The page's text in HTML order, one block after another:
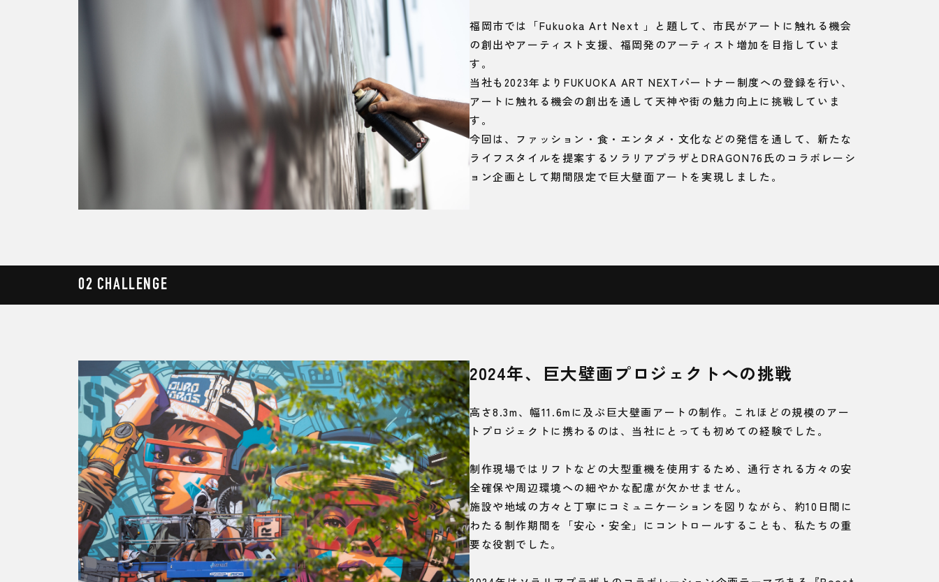
福岡市では「Fukuoka Art Next 」と題して、市民がアートに触れる機会
の創出やアーティスト支援、福岡発のアーティスト増加を目指していま
す。
当社も2023年よりFUKUOKA ART NEXTパートナー制度への登録を行い、
アートに触れる機会の創出を通して天神や街の魅力向上に挑戦していま
す。
今回は、ファッション・食・エンタメ・文化などの発信を通して、新たな
ライフスタイルを提案するソラリアプラザとDRAGON76氏のコラボレーシ
ョン企画として期間限定で巨大壁面アートを実現しました。
02 CHALLENGE
2024年、巨大壁画プロジェクトへの挑戦
高さ8.3m、幅11.6mに及ぶ巨大壁画アートの制作。これほどの規模のアー
トプロジェクトに携わるのは、当社にとっても初めての経験でした。
制作現場ではリフトなどの大型重機を使用するため、通行される方々の安
全確保や周辺環境への細やかな配慮が欠かせません。
施設や地域の方々と丁寧にコミュニケーションを図りながら、約10日間に
わたる制作期間を「安心・安全」にコントロールすることも、私たちの重
要な役割でした。